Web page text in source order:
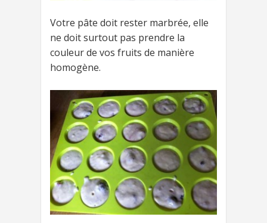
Votre pâte doit rester marbrée, elle
ne doit surtout pas prendre la
couleur de vos fruits de manière
homogène.